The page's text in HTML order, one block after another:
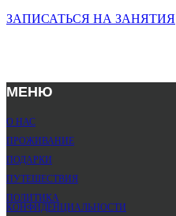
ЗАПИСАТЬСЯ НА ЗАНЯТИЯ
МЕНЮ
О НАС
ПРОЖИВАНИЕ
ПОДАРКИ
ПУТЕШЕСТВИЯ
ПОЛИТИКА
КОНФИДЕНЦИАЛЬНОСТИ